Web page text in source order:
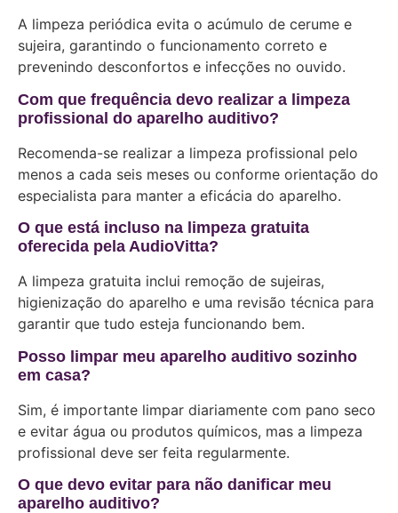
A limpeza periódica evita o acúmulo de cerume e
sujeira, garantindo o funcionamento correto e
prevenindo desconfortos e infecções no ouvido.
Com que frequência devo realizar a limpeza
profissional do aparelho auditivo?
Recomenda-se realizar a limpeza profissional pelo
menos a cada seis meses ou conforme orientação do
especialista para manter a eficácia do aparelho.
O que está incluso na limpeza gratuita
oferecida pela AudioVitta?
A limpeza gratuita inclui remoção de sujeiras,
higienização do aparelho e uma revisão técnica para
garantir que tudo esteja funcionando bem.
Posso limpar meu aparelho auditivo sozinho
em casa?
Sim, é importante limpar diariamente com pano seco
e evitar água ou produtos químicos, mas a limpeza
profissional deve ser feita regularmente.
O que devo evitar para não danificar meu
aparelho auditivo?